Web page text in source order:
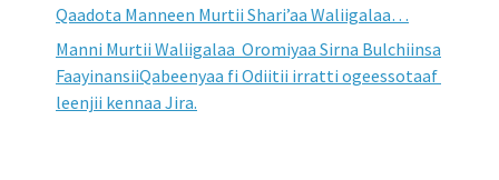
Qaadota Manneen Murtii Shari’aa Waliigalaa…
Manni Murtii Waliigalaa Oromiyaa Sirna Bulchiinsa
FaayinansiiQabeenyaa fi Odiitii irratti ogeessotaaf
leenjii kennaa Jira.